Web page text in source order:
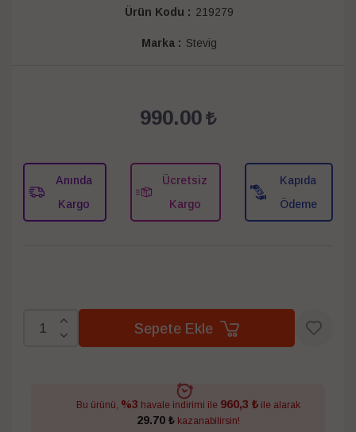
Ürün Kodu : 219279
Marka : Stevig
990.00
Anında
Kargo
Ücretsiz
Kargo
Kapıda
Ödeme
Sepete Ekle
Bu ürünü, %3 havale indirimi ile 960,3 ₺ile alarak
29.70 ₺kazanabilirsin!